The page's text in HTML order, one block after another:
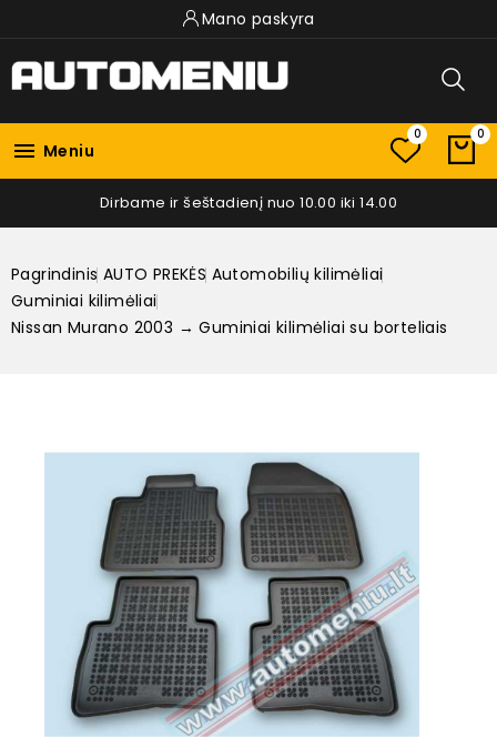
Mano paskyra
 Meniu
0 0
Dirbame ir šeštadienį nuo 10.00 iki 14.00
Pagrindinis AUTO PREKĖS Automobilių kilimėliai
Guminiai kilimėliai
Nissan Murano 2003 → Guminiai kilimėliai su borteliais